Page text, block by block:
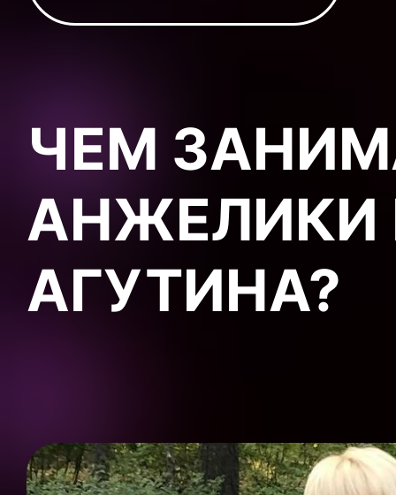
ЧЕМ
АНЖЕЛИКИ
АГУТИНА?